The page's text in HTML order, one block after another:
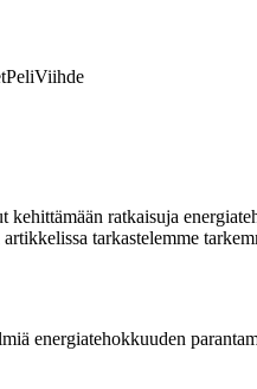
PeliViihde
ratkaisuja
tarkastelemme
energiatehokkuuden